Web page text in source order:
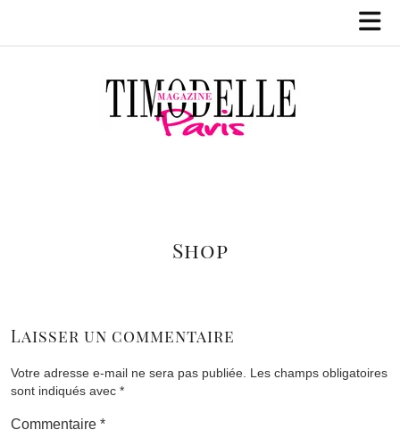
Shop
Laisser un commentaire
Votre adresse e-mail ne sera pas publiée. Les champs obligatoires
sont indiqués avec *
Commentaire *